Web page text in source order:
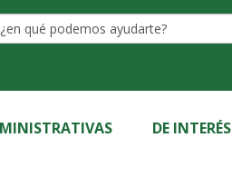
DE INTERÉS